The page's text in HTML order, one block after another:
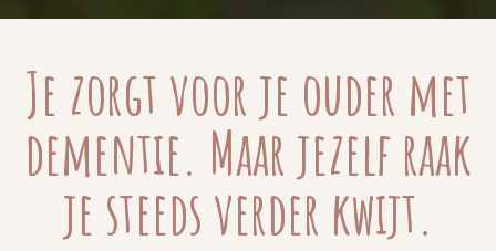
Je zorgt voor je ouder met
dementie. Maar jezelf raak
je steeds verder kwijt.